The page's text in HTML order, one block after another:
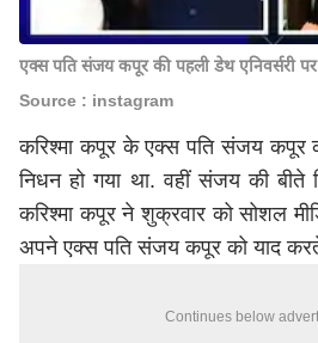
एक्स पति संजय कपूर की पहली डेथ एनिवर्सरी
Source : instagram
करिश्मा कपूर के एक्स पति संजय कपूर
निधन हो गया था. वहीं संजय की बीते
करिश्मा कपूर ने शुक्रवार को सोशल
अपने एक्स पति संजय कपूर को याद करते
Continues below